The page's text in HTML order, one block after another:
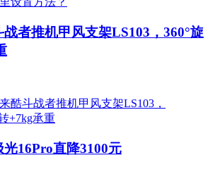
者推机甲风支架LS103，360°旋
16Pro直降3100元